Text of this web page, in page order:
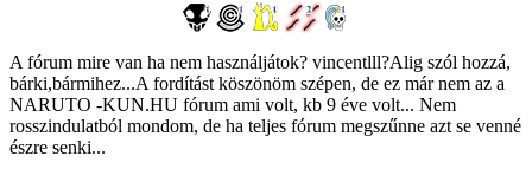
A fórum mire van ha nem használjátok? vincentlll?Alig szól hozzá,
bárki,bármihez...A fordítást köszönöm szépen, de ez már nem az a
NARUTO -KUN.HU fórum ami volt, kb 9 éve volt... Nem
rosszindulatból mondom, de ha teljes fórum megszűnne azt se venné
észre senki...